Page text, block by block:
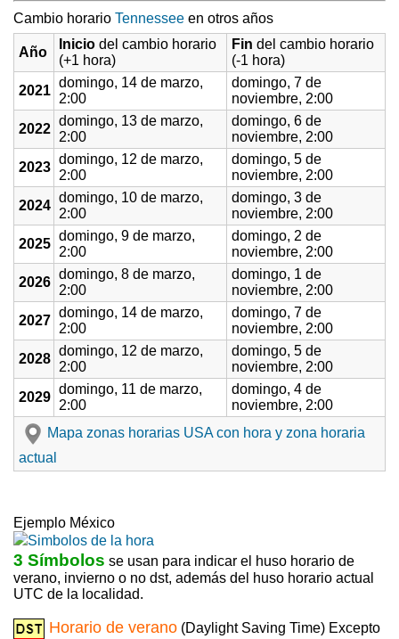
Cambio horario Tennessee en otros años
Año
Inicio del cambio horario
(+1 hora)
Fin del cambio horario
(-1 hora)
2021
domingo, 14 de marzo,
2:00
domingo, 7 de
noviembre, 2:00
2022
domingo, 13 de marzo,
2:00
domingo, 6 de
noviembre, 2:00
2023
domingo, 12 de marzo,
2:00
domingo, 5 de
noviembre, 2:00
2024
domingo, 10 de marzo,
2:00
domingo, 3 de
noviembre, 2:00
2025
domingo, 9 de marzo,
2:00
domingo, 2 de
noviembre, 2:00
2026
domingo, 8 de marzo,
2:00
domingo, 1 de
noviembre, 2:00
2027
domingo, 14 de marzo,
2:00
domingo, 7 de
noviembre, 2:00
2028
domingo, 12 de marzo,
2:00
domingo, 5 de
noviembre, 2:00
2029
domingo, 11 de marzo,
2:00
domingo, 4 de
noviembre, 2:00
Mapa zonas horarias USA con hora y zona horaria
actual
Ejemplo México
3 Símbolos se usan para indicar el huso horario de
verano, invierno o no dst, además del huso horario actual
UTC de la localidad.
Horario de verano (Daylight Saving Time) Excepto